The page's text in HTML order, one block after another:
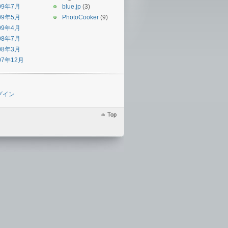
blue.jp (3)
PhotoCooker (9)
年7月
年5月
年4月
年7月
年3月
年12月
イン
Top